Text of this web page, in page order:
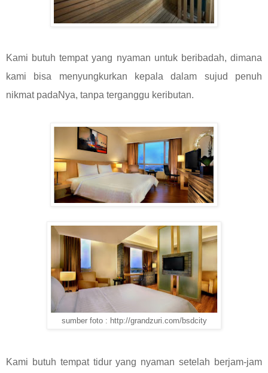
Kami butuh tempat yang nyaman untuk beribadah, dimana
kami bisa menyungkurkan kepala dalam sujud penuh
nikmat padaNya, tanpa terganggu keributan.
sumber foto : http://grandzuri.com/bsdcity
Kami butuh tempat tidur yang nyaman setelah berjam-jam